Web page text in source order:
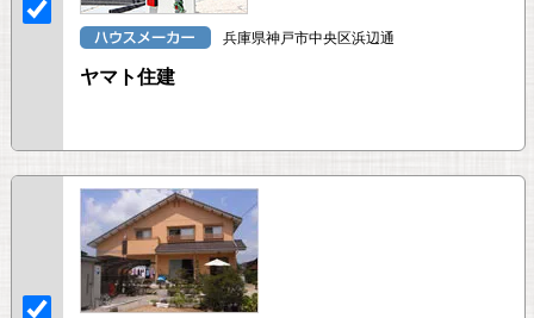
兵庫県神戸市中央区浜辺通
ヤマト住建